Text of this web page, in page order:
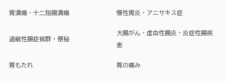
胃潰瘍・十二指腸潰瘍 慢性胃炎・アニサキス症
過敏性腸症候群・便秘
大腸がん・虚血性腸炎・炎症性腸疾
患
胃もたれ 胃の痛み